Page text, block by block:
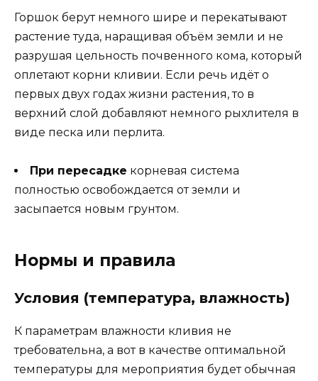
Горшок берут немного шире и перекатывают
растение туда, наращивая объём земли и не
разрушая цельность почвенного кома, который
оплетают корни кливии. Если речь идёт о
первых двух годах жизни растения, то в
верхний слой добавляют немного рыхлителя в
виде песка или перлита.
При пересадке корневая система
полностью освобождается от земли и
засыпается новым грунтом.
Нормы и правила
Условия (температура, влажность)
К параметрам влажности кливия не
требовательна, а вот в качестве оптимальной
температуры для мероприятия будет обычная